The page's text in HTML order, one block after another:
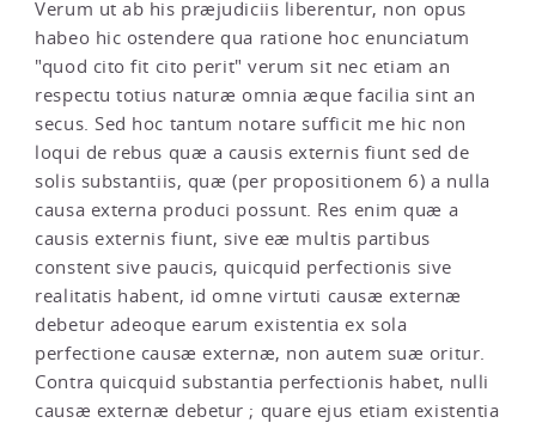
Verum ut ab his præjudiciis liberentur, non opus
habeo hic ostendere qua ratione hoc enunciatum
"quod cito fit cito perit" verum sit nec etiam an
respectu totius naturæ omnia æque facilia sint an
secus. Sed hoc tantum notare sufficit me hic non
loqui de rebus quæ a causis externis fiunt sed de
solis substantiis, quæ (per propositionem 6) a nulla
causa externa produci possunt. Res enim quæ a
causis externis fiunt, sive eæ multis partibus
constent sive paucis, quicquid perfectionis sive
realitatis habent, id omne virtuti causæ externæ
debetur adeoque earum existentia ex sola
perfectione causæ externæ, non autem suæ oritur.
Contra quicquid substantia perfectionis habet, nulli
causæ externæ debetur ; quare ejus etiam existentia